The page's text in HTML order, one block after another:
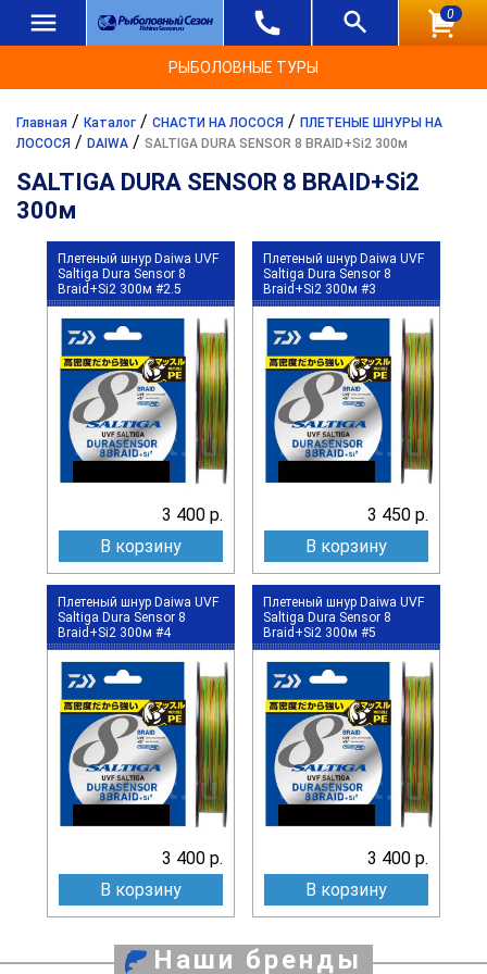
0
РЫБОЛОВНЫЕ ТУРЫ
Главная / Каталог / СНАСТИ НА ЛОСОСЯ / ПЛЕТЕНЫЕ ШНУРЫ НА
ЛОСОСЯ / DAIWA / SALTIGA DURA SENSOR 8 BRAID+Si2 300м
SALTIGA DURA SENSOR 8 BRAID+Si2
300м
Плетеный шнур Daiwa UVF
Saltiga Dura Sensor 8
Braid+Si2 300м #2.5
3 400 р.
В корзину
Плетеный шнур Daiwa UVF
Saltiga Dura Sensor 8
Braid+Si2 300м #3
3 450 р.
В корзину
Плетеный шнур Daiwa UVF
Saltiga Dura Sensor 8
Braid+Si2 300м #4
3 400 р.
В корзину
Плетеный шнур Daiwa UVF
Saltiga Dura Sensor 8
Braid+Si2 300м #5
3 400 р.
В корзину
Наши бренды